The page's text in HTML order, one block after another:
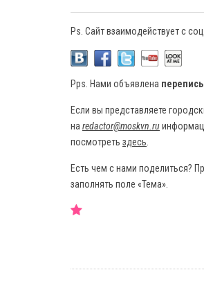
Ps. Сайт взаимодействует с
Pps. Нами объявлена
Если вы представляете
на redactor@moskvn.ru
посмотреть здесь
Есть чем с нами поделиться?
заполнять поле «Тема».